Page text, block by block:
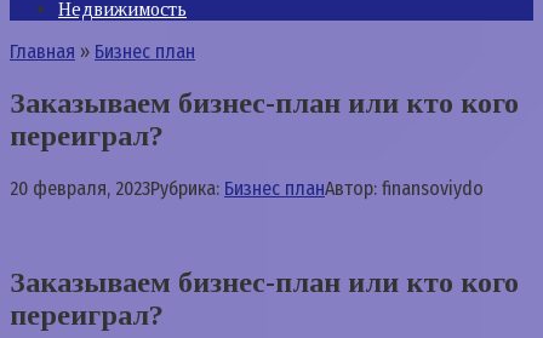
Недвижимость
Главная » Бизнес план
Заказываем бизнес-план или кто кого
переиграл? ⁠⁠
20 февраля, 2023Рубрика: Бизнес планАвтор: finansoviydo
Заказываем бизнес-план или кто кого
переиграл? ⁠ ⁠